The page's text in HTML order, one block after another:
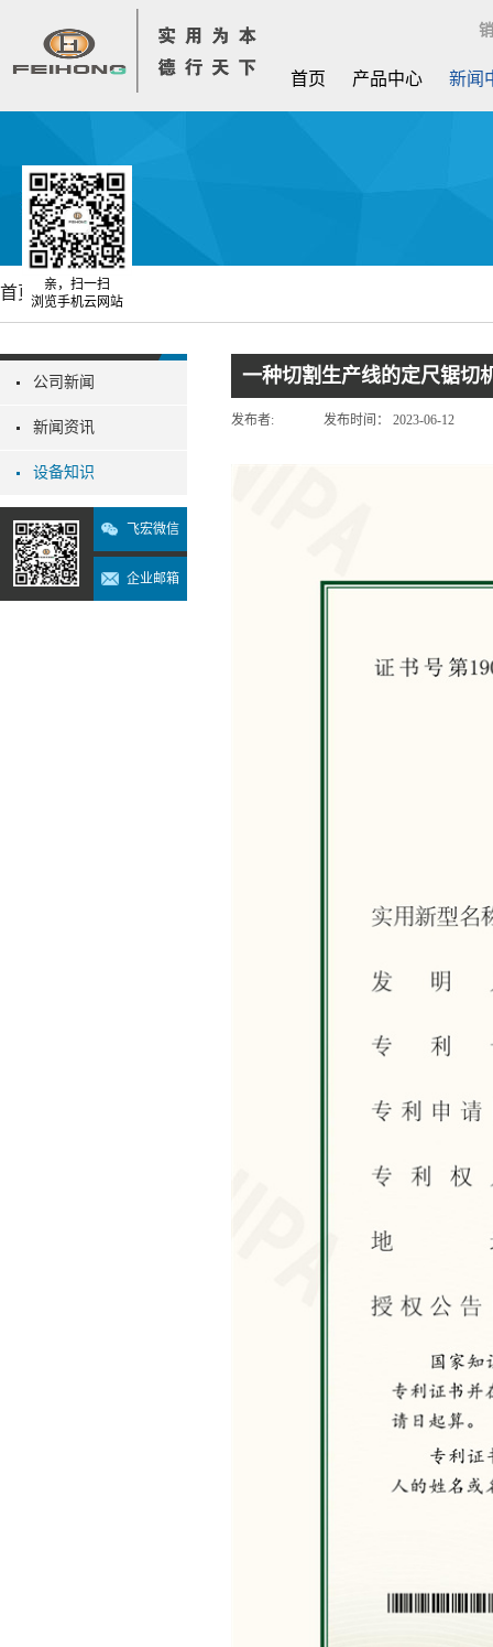
首页 产品中心 新闻
公司新闻
新闻资讯
设备知识
飞宏微信
企业邮箱
首页 新闻中心
一种切割生产线的定尺锯切
发布者: 发布时间： 2023-06-12
亲，扫一扫
浏览手机云网站